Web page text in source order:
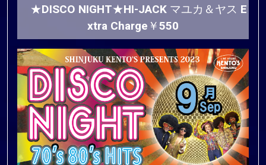
★DISCO NIGHT★HI-JACK マユカ＆ヤス E
xtra Charge￥550